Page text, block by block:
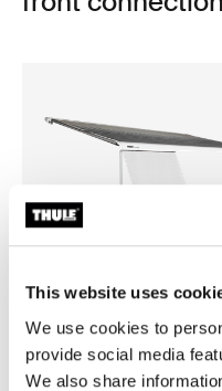
This website uses
We use cookies to
provide social media
We also share